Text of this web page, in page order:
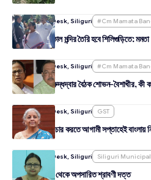
ByAmudarya Desk, Siliguri #cm Mamata
সবচেয়ে বড় মহাকাল মন্দির তৈরি হবে শিলিগুড়িতে: মমতা
ByAmudarya Desk, Siliguri #cm Mamata
মুখ্যমন্ত্রীর সঙ্গে রুদ্ধদ্বার বৈঠক শোভন-বৈশাখীর, কী
ByAmudarya Desk, Siliguri GST
জিএসটি নিয়ে প্রচার করতে আগামী সপ্তাহেই বাংলায়
Amudarya Desk, Siliguri Siliguri
মেয়র পারিষদ পদ থেকে অপসারিত শ্রাবণী দত্ত